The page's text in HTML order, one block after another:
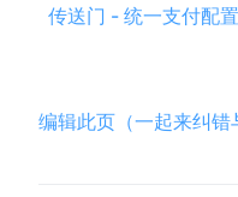
传送门 - 统一支付配置
编辑此页（一起来纠错